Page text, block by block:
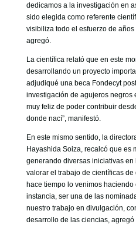
dedicamos a la investigación en
sido elegida como referente
visibiliza todo el esfuerzo de
agregó.
La científica relató que en este
desarrollando un proyecto
adjudiqué una beca Fondecyt
investigación de agujeros negros
muy feliz de poder contribuir
donde nací”, manifestó.
En este mismo sentido, la
Hayashida Soiza, recalcó que es
generando diversas iniciativas
valorar el trabajo de científicas
hace tiempo lo venimos haciendo
instancia, ser una de las
nuestro trabajo en divulgación,
desarrollo de las ciencias, agregó